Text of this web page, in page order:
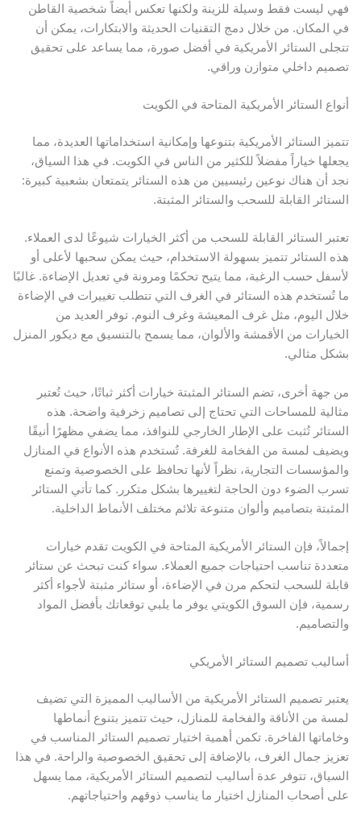
ليست فقط وسيلة للزينة ولكنها تعكس أيضاً شخصية القاطن
المكان. من خلال دمج التقنيات الحديثة والابتكارات، يمكن أن
الستائر الأمريكية في أفضل صورة، مما يساعد على تحقيق
داخلي متوازن وراقي.
الستائر الأمريكية المتاحة في الكويت
الستائر الأمريكية بتنوعها وإمكانية استخداماتها العديدة، مما
خياراً مفضلاً للكثير من الناس في الكويت. في هذا السياق،
أن هناك نوعين رئيسيين من هذه الستائر يتمتعان بشعبية كبيرة:
القابلة للسحب والستائر المثبتة.
الستائر القابلة للسحب من أكثر الخيارات شيوعًا لدى العملاء.
الستائر تتميز بسهولة الاستخدام، حيث يمكن سحبها لأعلى أو
حسب الرغبة، مما يتيح تحكمًا ومرونة في تعديل الإضاءة. غالبًا
تُستخدم هذه الستائر في الغرف التي تتطلب تغييرات في الإضاءة
اليوم، مثل غرف المعيشة وغرف النوم. توفر العديد من
من الأقمشة والألوان، مما يسمح بالتنسيق مع ديكور المنزل
مثالي.
جهة أخرى، تضم الستائر المثبتة خيارات أكثر ثباتًا، حيث تُعتبر
للمساحات التي تحتاج إلى تصاميم زخرفية واضحة. هذه
تُثبت على الإطار الخارجي للنوافذ، مما يضفي مظهرًا أنيقًا
لمسة من الفخامة للغرفة. تُستخدم هذه الأنواع في المنازل
التجارية، نظراً لأنها تحافظ على الخصوصية وتمنع
الضوء دون الحاجة لتغييرها بشكل متكرر. كما تأتي الستائر
بتصاميم وألوان متنوعة تلائم مختلف الأنماط الداخلية.
فإن الستائر الأمريكية المتاحة في الكويت تقدم خيارات
تناسب احتياجات جميع العملاء. سواء كنت تبحث عن ستائر
للسحب لتحكم مرن في الإضاءة، أو ستائر مثبتة لأجواء أكثر
فإن السوق الكويتي يوفر ما يلبي توقعاتك بأفضل المواد
تصميم الستائر الأمريكي
تصميم الستائر الأمريكية من الأساليب المميزة التي تضيف
من الأناقة والفخامة للمنازل، حيث تتميز بتنوع أنماطها
الفاخرة. تكمن أهمية اختيار تصميم الستائر المناسب في
جمال الغرف، بالإضافة إلى تحقيق الخصوصية والراحة. في هذا
تتوفر عدة أساليب لتصميم الستائر الأمريكية، مما يسهل
أصحاب المنازل اختيار ما يناسب ذوقهم واحتياجاتهم.